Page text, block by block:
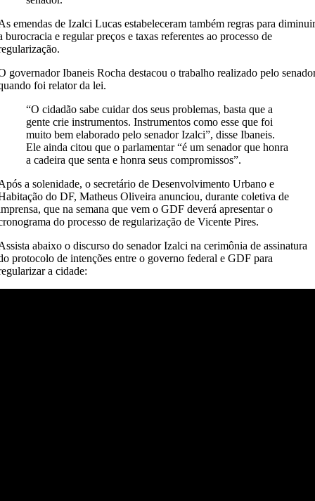
emendas de Izalci Lucas estabeleceram também regras para
burocracia e regular preços e taxas referentes ao processo de
governador Ibaneis Rocha destacou o trabalho realizado pelo
foi relator da lei.
“O cidadão sabe cuidar dos seus problemas, basta que a
gente crie instrumentos. Instrumentos como esse que foi
muito bem elaborado pelo senador Izalci”, disse Ibaneis.
Ele ainda citou que o parlamentar “é um senador que honra
a cadeira que senta e honra seus compromissos”.
a solenidade, o secretário de Desenvolvimento Urbano e
do DF, Matheus Oliveira anunciou, durante coletiva de
que na semana que vem o GDF deverá apresentar o
do processo de regularização de Vicente Pires.
abaixo o discurso do senador Izalci na cerimônia de assinatura
protocolo de intenções entre o governo federal e GDF para
a cidade: